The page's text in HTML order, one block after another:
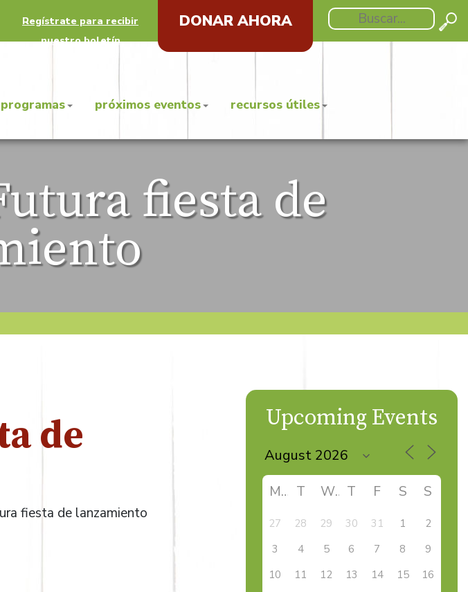
Regístrate para recibir
nuestro boletín
DONAR AHORA
próximos eventos recursos útiles
fiesta de
de Upcoming Events
M T W T F S S
27 28 29 30 31 1
2
3
4 5 6 7 8
9
10
11 12 13 14 15
16